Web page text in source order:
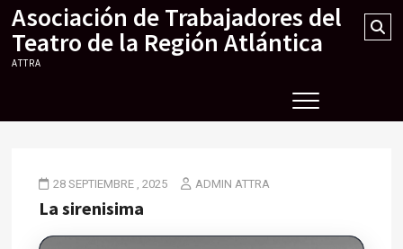
Skip
content
Asociación de Trabajadores del
Teatro de la Región Atlántica
ATTRA
28 SEPTIEMBRE , 2025 ADMIN ATTRA
La sirenisima